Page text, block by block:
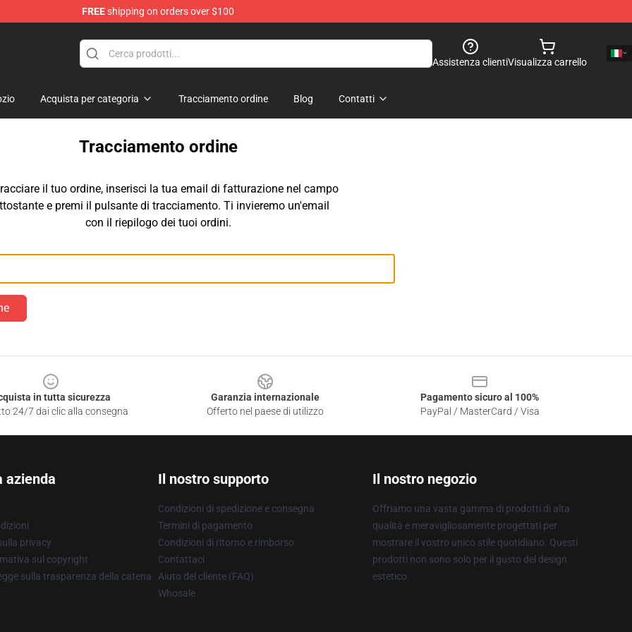
FREEshipping on orders over $100
Shop
Assistenza clientiVisualizza carrello
Acquista per categoria Tracciamento ordine Blog Contatti
Tracciamento ordine
il tuo ordine, inserisci la tua email di fatturazione nel campo
e premi il pulsante di tracciamento. Ti invieremo un'email
con il riepilogo dei tuoi ordini.
in tutta sicurezza
24/7 dai clic alla consegna
Garanzia internazionale
Offerto nel paese di utilizzo
Pagamento sicuro al 100%
PayPal / MasterCard / Visa
azienda
privacy
sul copyright
sulla trasparenza della catena
Il nostro supporto
Condizioni di spedizione e consegna
Termini di pagamento
Condizioni di ritorno e rimborso
Contattaci
Aiuto del cliente (FAQ)
Whosale
Il nostro negozio
Offriamo una vasta gamma di prodotti di alta
qualità e meravigliosamente progettati per
mostrare il vostro unico stile quotidiano. Questi
prodotti non sono solo per il gusto del design
estetico.